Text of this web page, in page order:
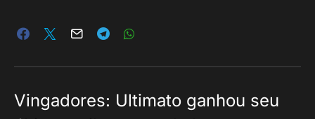
Vingadores: Ultimato ganhou seu